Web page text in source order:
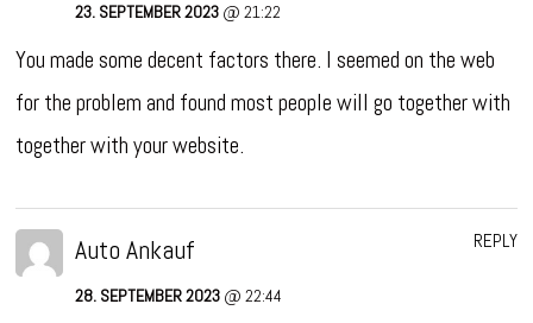
23. SEPTEMBER 2023 @ 21:22
You made some decent factors there. I seemed on the web
for the problem and found most people will go together with
together with your website.
Auto Ankauf
28. SEPTEMBER 2023 @ 22:44
REPLY